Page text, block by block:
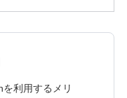
を利用するメリ